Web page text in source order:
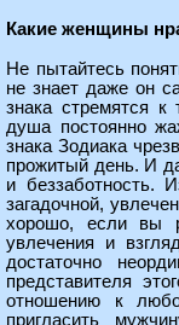
Какие женщины
Не пытайтесь
не знает даже он
знака стремятся
душа постоянно
знака Зодиака
прожитый день. И
и беззаботность.
загадочной,
хорошо, если вы
увлечения и
достаточно
представителя
отношению к
пригласить